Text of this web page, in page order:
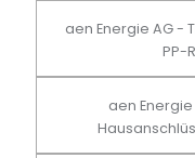
aen Energie AG -
PP-
aen